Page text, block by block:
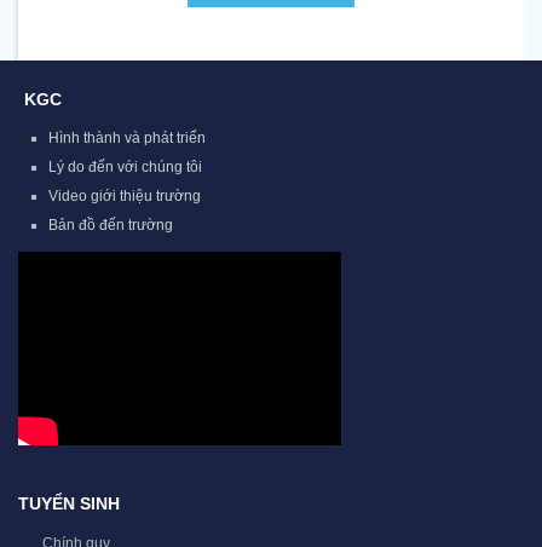
KGC
Hình thành và phát triển
Lý do đến với chúng tôi
Video giới thiệu trường
Bản đồ đến trường
TUYỂN SINH